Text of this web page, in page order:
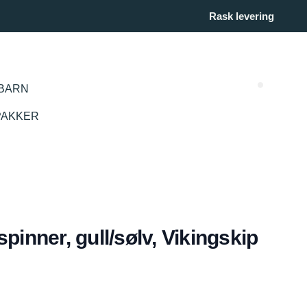
Rask levering
gull/sølv, Vikingskip